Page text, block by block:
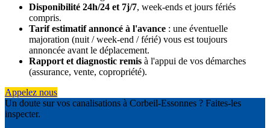
Disponibilité 24h/24 et 7j/7, week-ends et jours fériés
compris.
Tarif estimatif annoncé à l'avance : une éventuelle
majoration (nuit / week-end / férié) vous est toujours
annoncée avant le déplacement.
Rapport et diagnostic remis à l'appui de vos démarches
(assurance, vente, copropriété).
Appelez nous
Un doute sur vos canalisations à Corbeil-Essonnes ? Faites-les
inspecter.